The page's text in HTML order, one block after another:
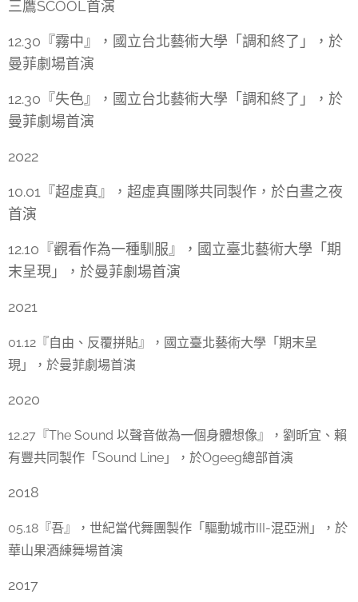
三鷹SCOOL首演
12.30『霧中』，國立台北藝術大學「調和終了」，於
曼菲劇場首演
12.30『失色』，國立台北藝術大學「調和終了」，於
曼菲劇場首演
2022
10.01『超虛真』，超虛真團隊共同製作，於白晝之夜
首演
12.10『觀看作為一種馴服』，國立臺北藝術大學「期
末呈現」，於曼菲劇場首演
2021
01.12『自由、反覆拼貼』，國立臺北藝術大學「期末呈
現」，於曼菲劇場首演
2020
12.27『The Sound 以聲音做為一個身體想像』，劉昕宜、賴
有豐共同製作「Sound Line」，於Ogeeg總部首演
2018
05.18『吾』，世紀當代舞團製作「驅動城市III-混亞洲」，於
華山果酒練舞場首演
2017